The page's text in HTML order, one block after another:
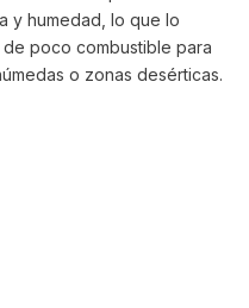
y humedad, lo que lo
poco combustible para
o zonas desérticas.